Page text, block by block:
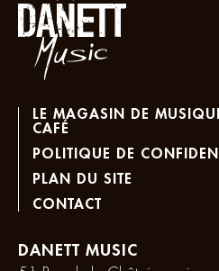
LE MAGASIN DE
CAFÉ
POLITIQUE DE
PLAN DU SITE
CONTACT
DANETT MUSIC